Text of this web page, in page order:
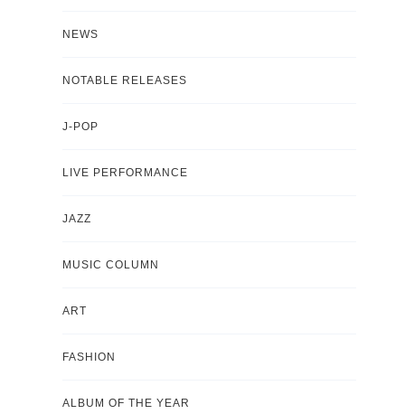
NEWS
NOTABLE RELEASES
J-POP
LIVE PERFORMANCE
JAZZ
MUSIC COLUMN
ART
FASHION
ALBUM OF THE YEAR